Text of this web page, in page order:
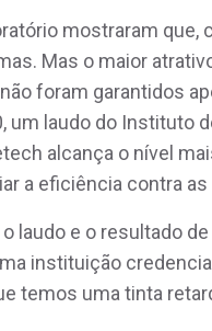
mostraram que,
Mas o maior
foram garantidos
um laudo do Instituto
alcança o nível
a eficiência contra
laudo e o resultado
instituição
temos uma tinta